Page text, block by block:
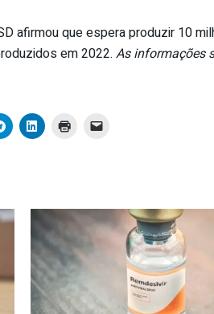
afirmou que espera produzir 10
em 2022. As informações